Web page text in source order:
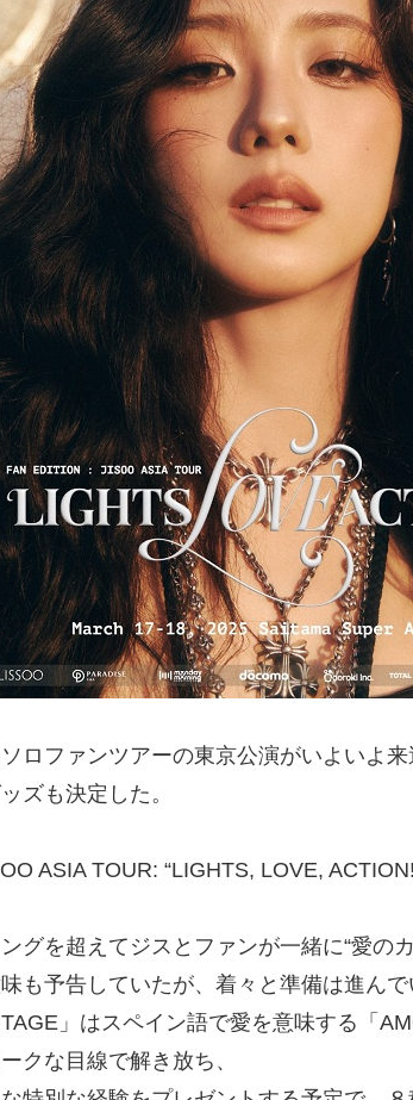
ロファンツアーの東京公演がいよいよ
ズも決定した。
ASIA TOUR: “LIGHTS, LOVE,
グを超えてジスとファンが一緒に“愛の
も予告していたが、着々と準備は進んで
」はスペイン語で愛を意味する「
クな目線で解き放ち、